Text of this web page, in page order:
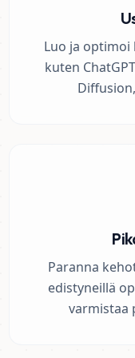
Luo ja
kuten
Paranna
edistyneillä
varmistaa